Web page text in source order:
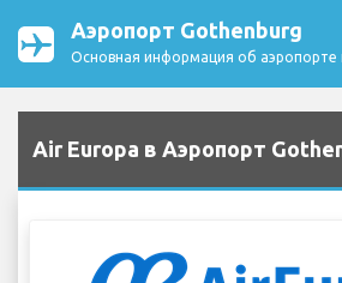
Аэропорт Gothenburg
Основная информация об аэропорте
Air Europa в Аэропорт